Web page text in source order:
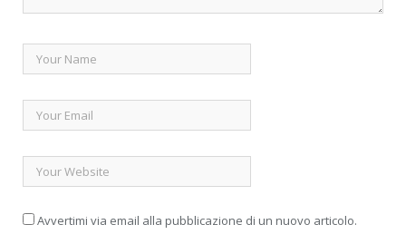
Avvertimi via email alla pubblicazione di un nuovo articolo.